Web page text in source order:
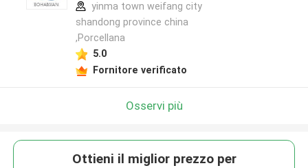
yinma town weifang city
shandong province china
,Porcellana
5.0
Fornitore verificato
Osservi più
Ottieni il miglior prezzo per